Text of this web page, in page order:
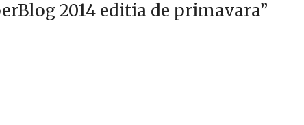
2014 editia de primavara”